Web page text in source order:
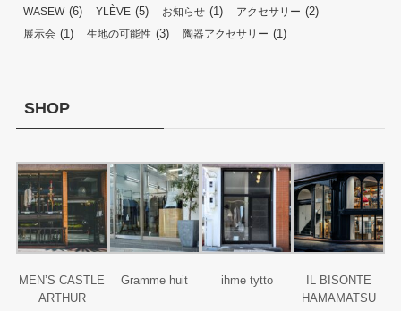
WASEW(6) YLÈVE (5) お知らせ (1) アクセサリー (2)
展示会 (1) 生地の可能性 (3) 陶器アクセサリー (1)
SHOP
MEN’S CASTLE
ARTHUR
Gramme huit ihme tytto
IL BISONTE
HAMAMATSU